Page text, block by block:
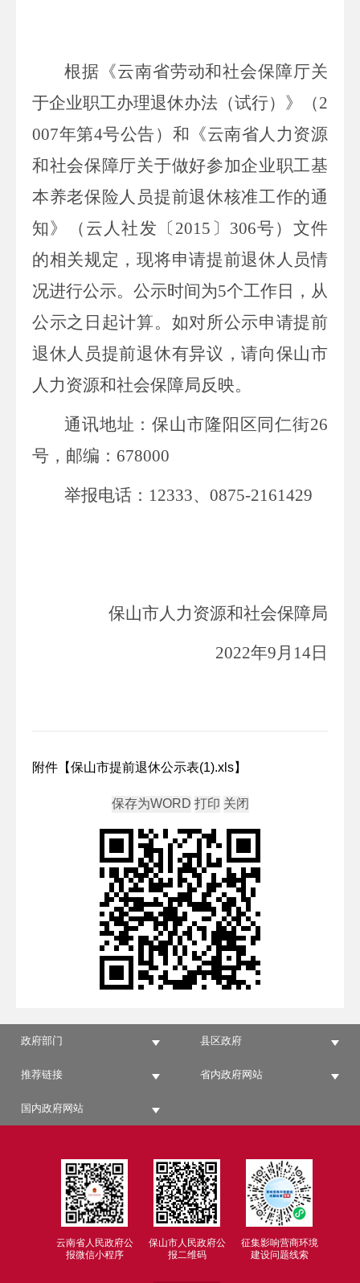
根据《云南省劳动和社会保障厅关
于企业职工办理退休办法（试行）》（2
007年第4号公告）和《云南省人力资源
和社会保障厅关于做好参加企业职工基
本养老保险人员提前退休核准工作的通
知》（云人社发〔2015〕306号）文件
的相关规定，现将申请提前退休人员情
况进行公示。公示时间为5个工作日，从
公示之日起计算。如对所公示申请提前
退休人员提前退休有异议，请向保山市
人力资源和社会保障局反映。
通讯地址：保山市隆阳区同仁街26
号，邮编：678000
举报电话：12333、0875-2161429
保山市人力资源和社会保障局
2022年9月14日
附件【保山市提前退休公示表(1).xls】
政府部门 县区政府
推荐链接 省内政府网站
国内政府网站
云南省人民政府公
报微信小程序
保山市人民政府公
报二维码
征集影响营商环境
建设问题线索